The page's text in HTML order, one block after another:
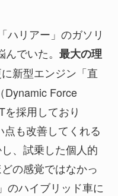
ハリアー」のガソリ
でいた。 最大の理
新型エンジン「直
Dynamic Force
採用しており
も改善してくれる
、試乗した個人的
の感覚ではなかっ
のハイブリッド車に